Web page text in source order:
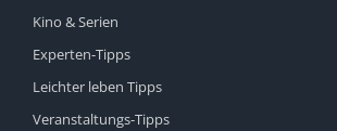
Kino & Serien
Experten-Tipps
Leichter leben Tipps
Veranstaltungs-Tipps